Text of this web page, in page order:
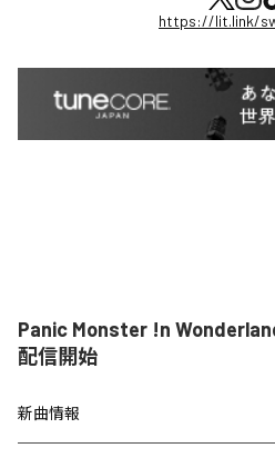
https://lit.link/
Panic Monster !n
配信開始
新曲情報